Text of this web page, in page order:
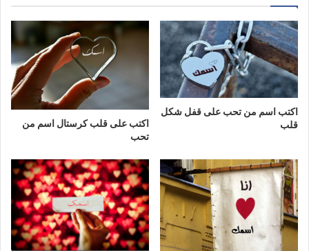
اكتب اسم من تحب على قفل شكل
قلب
اكتب على قلب كرستال اسم من
تحب